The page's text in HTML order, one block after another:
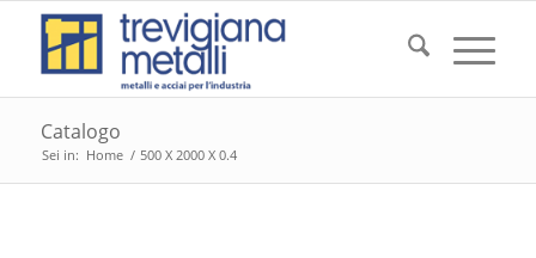
Catalogo
Sei in: Home / 500 X 2000 X 0.4